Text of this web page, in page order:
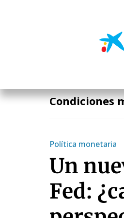
Condiciones
Política monetaria
Un
Fed: